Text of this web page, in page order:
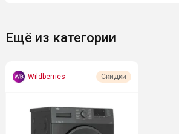
Ещё из категории
Wildberries Скидки